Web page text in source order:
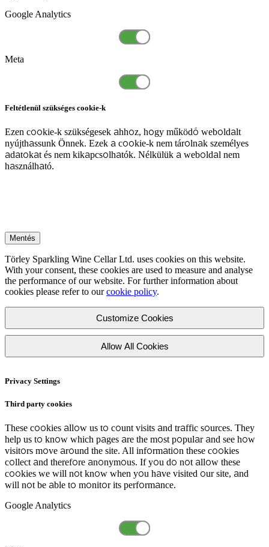
Google Analytics
Meta
Feltétlenül szükséges cookie-k
Ezen cookie-k szükségesek ahhoz, hogy működő weboldalt
nyújthassunk Önnek. Ezek a cookie-k nem tárolnak személyes
adatokat és nem kikapcsolhatók. Nélkülük a weboldal nem
használható.
Mentés
Törley Sparkling Wine Cellar Ltd. uses cookies on this website.
With your consent, these cookies are used to measure and analyse
the performance of our website. For further information about
cookies please refer to ourcookie policy.
Customize Cookies
Allow All Cookies
Privacy Settings
Third party cookies
These cookies allow us to count visits and traffic sources. They
help us to know which pages are the most popular and see how
visitors move around the site. All information these cookies
collect and therefore anonymous. If you do not allow these
cookies we will not know when you have visited our site, and
will not be able to monitor its performance.
Google Analytics